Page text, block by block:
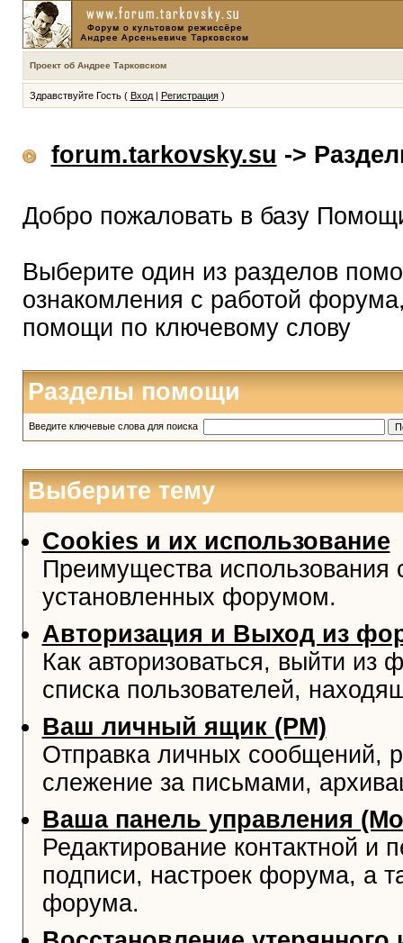
Проект об Андрее Тарковском
Здравствуйте Гость ( Вход| Регистрация)
forum.tarkovsky.su ->
Добро пожаловать в базу
Выберите один из разделов
ознакомления с работой
помощи по ключевому слову
Разделы помощи
Введите ключевые слова для поиска
Выберите тему
Cookies и их использование
Преимущества
установленных форумом.
Авторизация и Выход из
Как авторизоваться, выйти из
списка пользователей,
Ваш личный ящик (PM)
Отправка личных сообщений,
слежение за письмами,
Ваша панель управления
Редактирование контактной
подписи, настроек форума, а
форума.